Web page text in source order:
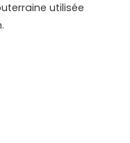
utilisée